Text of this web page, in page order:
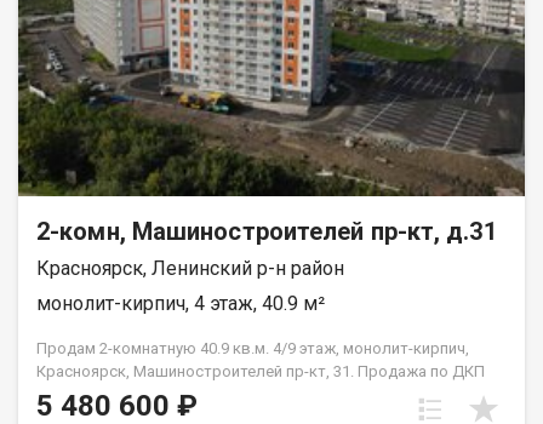
2-комн, Машиностроителей пр-кт, д.31
Красноярск, Ленинский р-н район
монолит-кирпич, 4 этаж, 40.9 м²
Продам 2-комнатную 40.9 кв.м. 4/9 этаж, монолит-кирпич,
Красноярск, Машиностроителей пр-кт, 31. Продажа по ДКП
НЕ ОТ ЗАСТРОЙЩИКА
5 480 600 ₽